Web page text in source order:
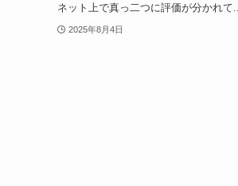
ネット上で真っ二つに評価が分かれて...
2025年8月4日